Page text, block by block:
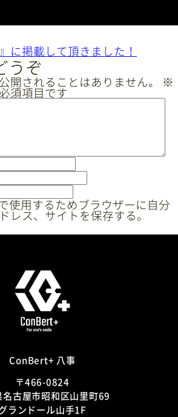
からお問い合わせ
に掲載して頂きました！
うぞ
開されることはありません。 ※
須項目です
使用するためブラウザーに自分
レス、サイトを保存する。
ConBert+ 八事
〒466-0824
名古屋市昭和区山里町69
ランドール山手1F